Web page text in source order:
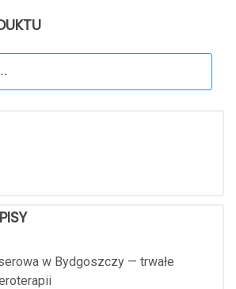
w Bydgoszczy — trwałe